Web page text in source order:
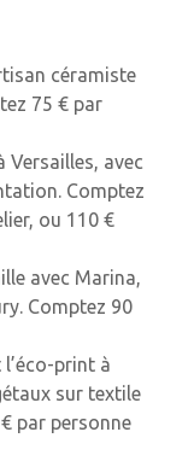
céramiste
75 € par
Versailles, avec
Comptez
ou 110 €
avec Marina,
Comptez 90
print à
sur textile
par personne